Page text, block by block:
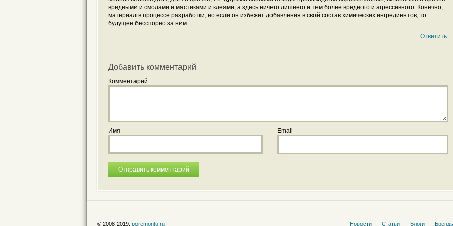
вредными и смолами и мастиками и клеями, а здесь ничего лишнего и тем более вредного и агрессивного. Конечно,
материал в процессе разработки, но если он избежит добавления в свой состав химических ингредиентов, то
будущее бесспорно за ним.
Ответить
Добавить комментарий
Комментарий
Имя Email
Новости Статьи Блоги
© 2008-2019, poremontu.ru